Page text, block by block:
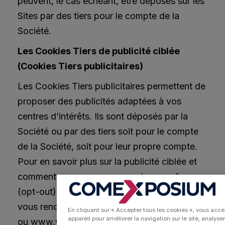
Sites par des tiers pour le compte de la
Société.
Les Cookies Tiers de publicité ciblée
(Cookies Tiers publicitaires)
Les Cookies Tiers publicitaires permettent de
proposer des publicités adaptées à vos
centres d’intérêts. Ils sont déposés par la
Société ou par des tiers soit pour le compte
de la Société, soit pour leur propre compte.
Pour en savoir plus sur la publicité ciblée et
comment vous pouvez accepter ou refuser
(opt-out) ce type de publicités, vous pouvez
vous rendre sur www.aboutads.info/choices
ou www.youronlinechoices.eu.
En cliquant sur « Accepter tous les cookies », vous
appareil pour améliorer la navigation sur le site,